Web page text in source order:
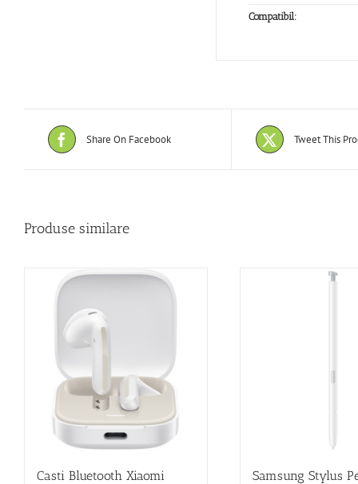
Compatibil:
Share On Facebook Tweet This
Produse similare
Casti Bluetooth Xiaomi
Samsung Stylus